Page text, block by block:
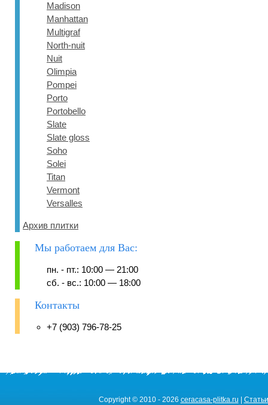
Madison
Manhattan
Multigraf
North-nuit
Nuit
Olimpia
Pompei
Porto
Portobello
Slate
Slate gloss
Soho
Solei
Titan
Vermont
Versalles
Архив плитки
Мы работаем для Вас:
пн. - пт.: 10:00 — 21:00
сб. - вс.: 10:00 — 18:00
Контакты
+7 (903) 796-78-25
Copyright © 2010 - 2026 ceracasa-plitka.ru